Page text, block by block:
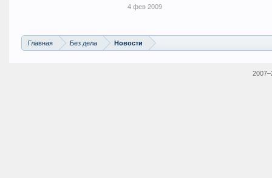
4 фев 2009
Главная Без дела Новости
2007–